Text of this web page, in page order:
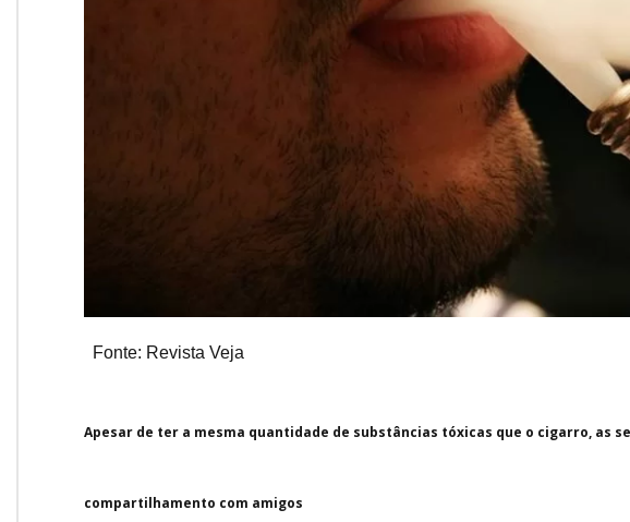
Fonte: Revista Veja
Apesar de ter a mesma quantidade de substâncias tóxicas que o cigarro, as
compartilhamento com amigos